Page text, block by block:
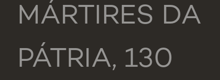
MÁRTIRES DA
PÁTRIA, 130